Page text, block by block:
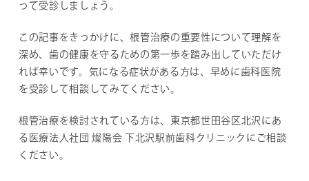
って受診しましょう。
この記事をきっかけに、根管治療の重要性について理解を
深め、歯の健康を守るための第一歩を踏み出していただけ
れば幸いです。気になる症状がある方は、早めに歯科医院
を受診して相談してみてください。
根管治療を検討されている方は、東京都世田谷区北沢にあ
る医療法人社団 燦陽会 下北沢駅前歯科クリニックにご相談
ください。